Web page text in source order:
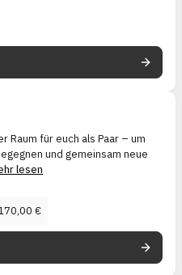
Raum für euch als Paar – um
und gemeinsam neue
lesen
€